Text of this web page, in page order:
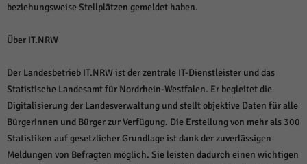
beziehungsweise Stellplätzen gemeldet haben.
Über IT.NRW
Der Landesbetrieb IT.NRW ist der zentrale IT-Dienstleister und das
Statistische Landesamt für Nordrhein-Westfalen. Er begleitet die
Digitalisierung der Landesverwaltung und stellt objektive Daten für alle
Bürgerinnen und Bürger zur Verfügung. Die Erstellung von mehr als 300
Statistiken auf gesetzlicher Grundlage ist dank der zuverlässigen
Meldungen von Befragten möglich. Sie leisten dadurch einen wichtigen